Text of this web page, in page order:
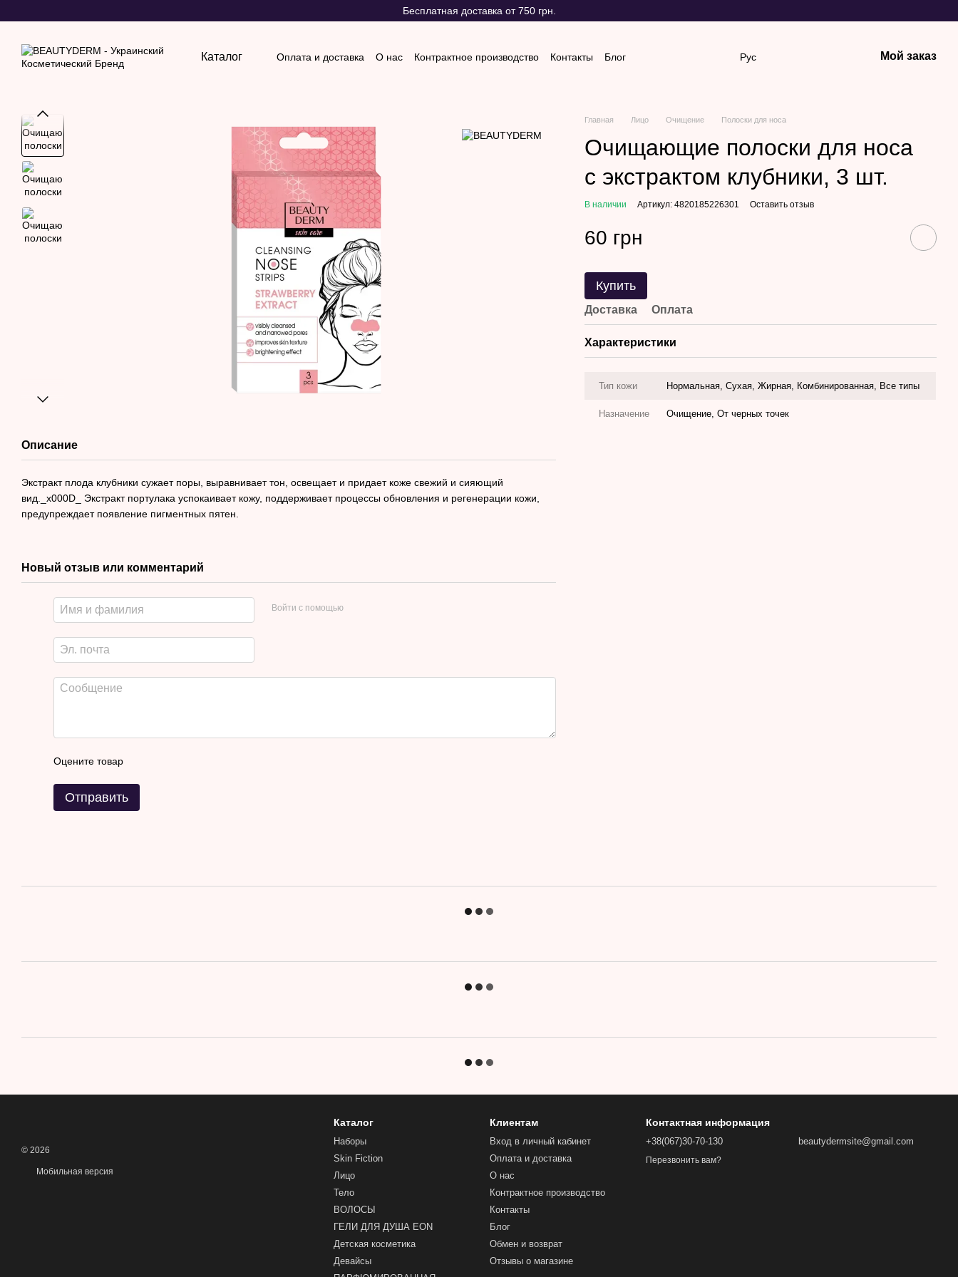
Бесплатная доставка от 750 грн.
Каталог Оплата и доставка О нас Контрактное производство Контакты
Блог
Рус Мой заказ
Описание
Экстракт плода клубники сужает поры, выравнивает тон, освещает и придает коже свежий и сияющий
вид._x000D_ Экстракт портулака успокаивает кожу, поддерживает процессы обновления и регенерации кожи,
предупреждает появление пигментных пятен.
Новый отзыв или комментарий
Войти с помощью
Оцените товар
Отправить
Главная Лицо Очищение Полоски для носа
Очищающие полоски для носа
с экстрактом клубники, 3 шт.
В наличии Артикул: 4820185226301 Оставить отзыв
60 грн
Купить
Доставка Оплата
Характеристики
Тип кожи Нормальная, Сухая, Жирная, Комбинированная, Все типы
Назначение Очищение, От черных точек
© 2026
Мобильная версия
Каталог
Наборы
Skin Fiction
Лицо
Тело
ВОЛОСЫ
ГЕЛИ ДЛЯ ДУША EON
Детская косметика
Девайсы
Клиентам
Вход в личный кабинет
Оплата и доставка
О нас
Контрактное производство
Контакты
Блог
Обмен и возврат
Отзывы о магазине
Контактная информация
+38(067)30-70-130
Перезвонить вам?
beautydermsite@gmail.com